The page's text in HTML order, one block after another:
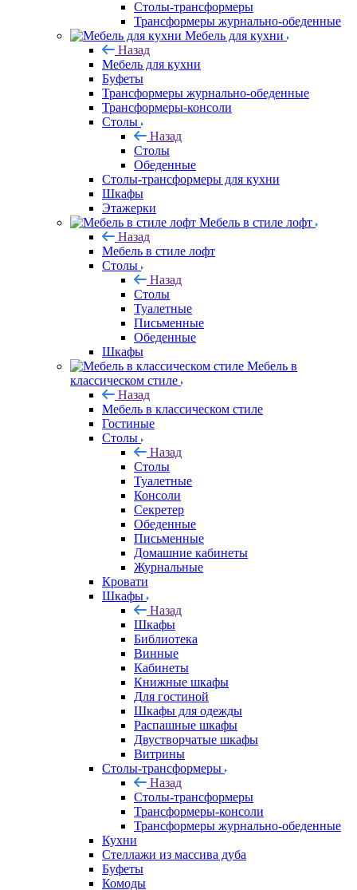
Столы-трансформеры
Трансформеры журнально-обеденные
Мебель для кухни
Назад
Мебель для кухни
Буфеты
Трансформеры журнально-обеденные
Трансформеры-консоли
Столы
Назад
Столы
Обеденные
Столы-трансформеры для кухни
Шкафы
Этажерки
Мебель в стиле лофт
Назад
Мебель в стиле лофт
Столы
Назад
Столы
Туалетные
Письменные
Обеденные
Шкафы
Мебель в
классическом стиле
Назад
Мебель в классическом стиле
Гостиные
Столы
Назад
Столы
Туалетные
Консоли
Секретер
Обеденные
Письменные
Домашние кабинеты
Журнальные
Кровати
Шкафы
Назад
Шкафы
Библиотека
Винные
Кабинеты
Книжные шкафы
Для гостиной
Шкафы для одежды
Распашные шкафы
Двустворчатые шкафы
Витрины
Столы-трансформеры
Назад
Столы-трансформеры
Трансформеры-консоли
Трансформеры журнально-обеденные
Кухни
Стеллажи из массива дуба
Буфеты
Комоды